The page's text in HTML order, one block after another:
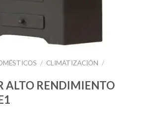
/ CLIMATIZACIÓN /
ALTO RENDIMIENTO